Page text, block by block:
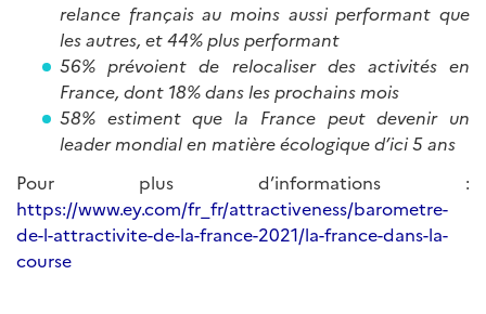
relance français au moins aussi performant que
les autres, et 44% plus performant
56% prévoient de relocaliser des activités en
France, dont 18% dans les prochains mois
58% estiment que la France peut devenir un
leader mondial en matière écologique d’ici 5 ans
Pour plus d’informations :
https://www.ey.com/fr_fr/attractiveness/barometre-
de-l-attractivite-de-la-france-2021/la-france-dans-la-
course